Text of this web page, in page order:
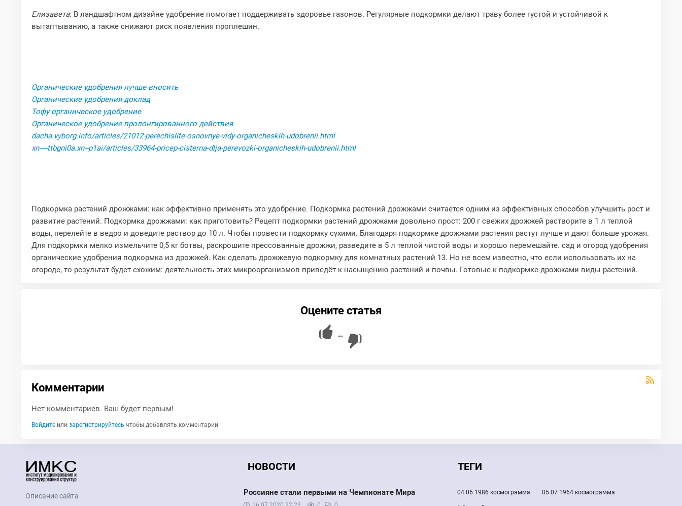
Елизавета: В ландшафтном дизайне удобрение помогает поддерживать здоровье газонов. Регулярные подкормки делают траву более густой и устойчивой к
вытаптыванию, а также снижают риск появления проплешин.
Органические удобрения лучше вносить
Органические удобрения доклад
Тофу органическое удобрение
Органическое удобрение пролонгированного действия
dacha.vyborg.info/articles/21012-perechislite-osnovnye-vidy-organicheskih-udobrenii.html
xn----ttbgni0a.xn--p1ai/articles/33964-pricep-cisterna-dlja-perevozki-organicheskih-udobrenii.html
Подкормка растений дрожжами: как эффективно применять это удобрение. Подкормка растений дрожжами считается одним из эффективных способов улучшить рост и
развитие растений. Подкормка дрожжами: как приготовить? Рецепт подкормки растений дрожжами довольно прост: 200 г свежих дрожжей растворите в 1 л теплой
воды, перелейте в ведро и доведите раствор до 10 л. Чтобы провести подкормку сухими. Благодаря подкормке дрожжами растения растут лучше и дают больше урожая.
Для подкормки мелко измельчите 0,5 кг ботвы, раскрошите прессованные дрожжи, разведите в 5 л теплой чистой воды и хорошо перемешайте. сад и огород удобрения
органические удобрения подкормка из дрожжей. Как сделать дрожжевую подкормку для комнатных растений 13. Но не всем известно, что если использовать их на
огороде, то результат будет схожим: деятельность этих микроорганизмов приведёт к насыщению растений и почвы. Готовые к подкормке дрожжами виды растений.
Оцените статья
—
Комментарии
Нет комментариев. Ваш будет первым!
Войдитеили зарегистрируйтесь чтобы добавлять комментарии
Описание сайта
НОВОСТИ
Россияне стали первыми на Чемпионате Мира
ТЕГИ
04 06 1986 космограмма 05 07 1964 космограмма